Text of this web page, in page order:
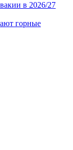
в 2026/27
горные